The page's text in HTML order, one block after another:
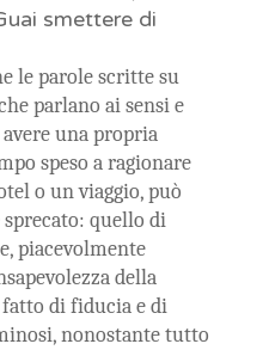
smettere di
le parole scritte su
parlano ai sensi e
una propria
speso a ragionare
o un viaggio, può
sprecato: quello di
piacevolmente
della
di fiducia e di
nonostante tutto